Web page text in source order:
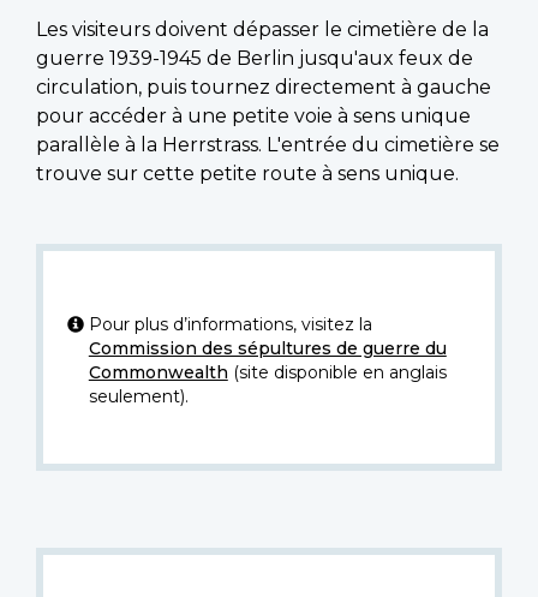
Les visiteurs doivent dépasser le cimetière de la
guerre 1939-1945 de Berlin jusqu'aux feux de
circulation, puis tournez directement à gauche
pour accéder à une petite voie à sens unique
parallèle à la Herrstrass. L'entrée du cimetière se
trouve sur cette petite route à sens unique.
Pour plus d’informations, visitez la
Commission des sépultures de guerre du
Commonwealth (site disponible en anglais
seulement).